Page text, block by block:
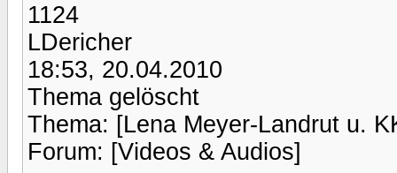
1124
LDericher
18:53, 20.04.2010
Thema gelöscht
Thema: [Lena Meyer-Landrut u.
Forum: [Videos & Audios]